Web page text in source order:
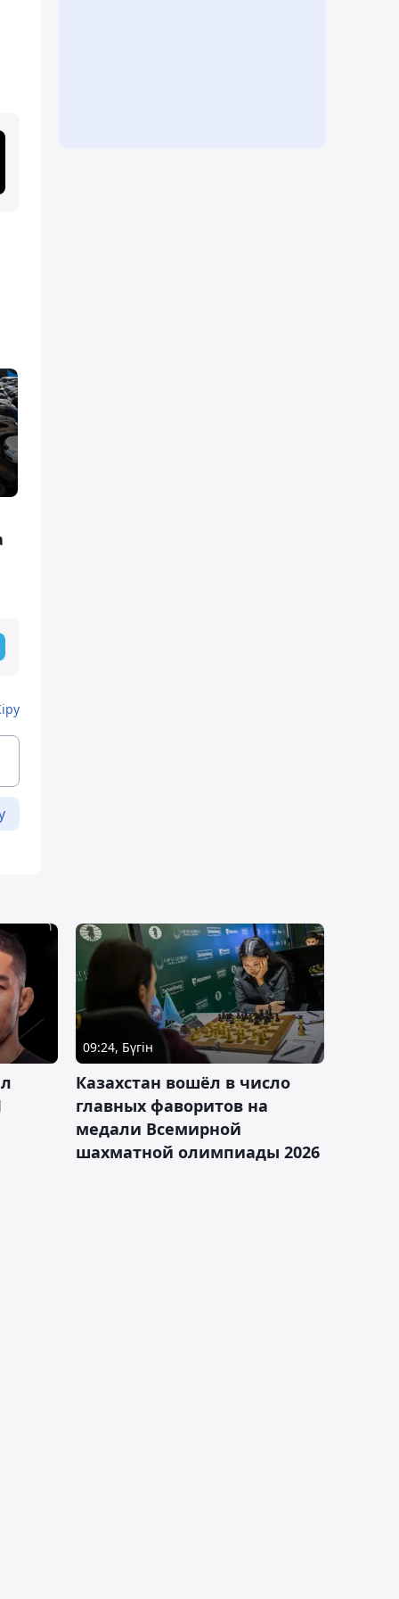
09:24, Бүгін
Казахстан вошёл в число
главных фаворитов на
медали Всемирной
шахматной олимпиады 2026